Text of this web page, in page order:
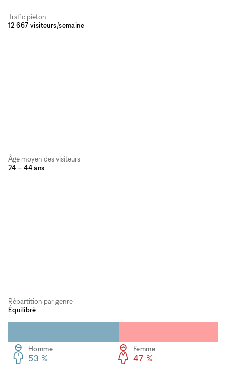
Trafic piéton
12 667 visiteurs/semaine
Âge moyen des visiteurs
24 – 44 ans
Répartition par genre
Équilibré
Femme
47 %
Homme
53 %